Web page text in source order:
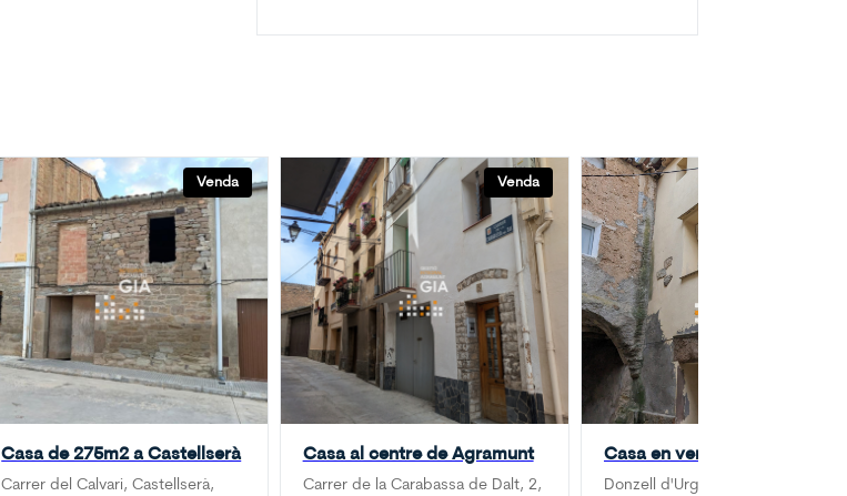
Venda
Casa de 275m2 a Castellserà
Carrer del Calvari, Castellserà,
Venda
Casa al centre de Agramunt
Carrer de la Carabassa de Dalt, 2,
Casa en venda a La Donzell
Donzell d'Urgell, Agramunt, Urgel,